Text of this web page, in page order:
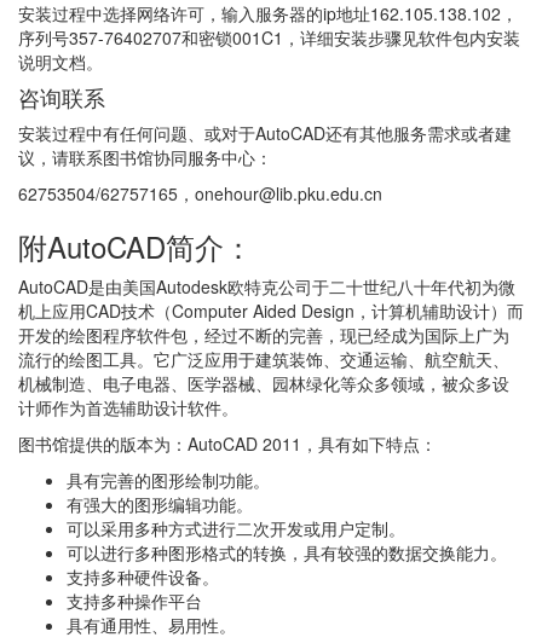
安装过程中选择网络许可，输入服务器的ip地址162.105.138.102，
序列号357-76402707和密锁001C1，详细安装步骤见软件包内安装
说明文档。
咨询联系
安装过程中有任何问题、或对于AutoCAD还有其他服务需求或者建
议，请联系图书馆协同服务中心：
62753504/62757165，onehour@lib.pku.edu.cn
附AutoCAD简介：
AutoCAD是由美国Autodesk欧特克公司于二十世纪八十年代初为微
机上应用CAD技术（Computer Aided Design，计算机辅助设计）而
开发的绘图程序软件包，经过不断的完善，现已经成为国际上广为
流行的绘图工具。它广泛应用于建筑装饰、交通运输、航空航天、
机械制造、电子电器、医学器械、园林绿化等众多领域，被众多设
计师作为首选辅助设计软件。
图书馆提供的版本为：AutoCAD 2011，具有如下特点：
具有完善的图形绘制功能。
有强大的图形编辑功能。
可以采用多种方式进行二次开发或用户定制。
可以进行多种图形格式的转换，具有较强的数据交换能力。
支持多种硬件设备。
支持多种操作平台
具有通用性、易用性。